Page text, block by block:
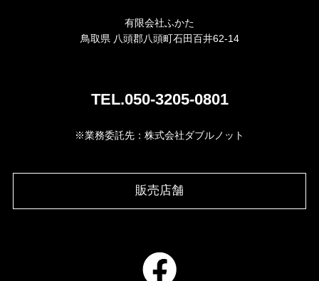
有限会社ふかた
鳥取県 八頭郡八頭町石田百井62-14
TEL.050-3205-0801
※業務委託先：株式会社ダブルノット
販売店舗